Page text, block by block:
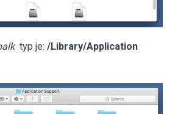
typ je: /Library/Application